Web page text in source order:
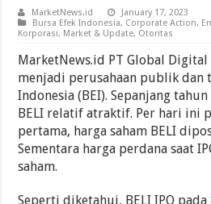
MarketNews.id
January 17, 2023
Bursa Efek Indonesia, Corporate Action,
Korporasi, Market & Update, Otoritas
MarketNews.id PT Global Digital
menjadi perusahaan publik dan
Indonesia (BEI). Sepanjang
BELI relatif atraktif. Per hari ini
pertama, harga saham BELI
Sementara harga perdana saat
saham.
Seperti diketahui, BELI IPO